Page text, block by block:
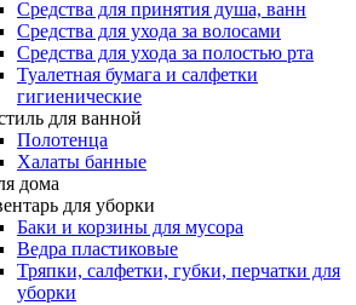
Средства для принятия душа, ванн
Средства для ухода за волосами
Средства для ухода за полостью рта
Туалетная бумага и салфетки
гигиенические
для ванной
Полотенца
Халаты банные
дома
для уборки
Баки и корзины для мусора
Ведра пластиковые
Тряпки, салфетки, губки, перчатки для
уборки